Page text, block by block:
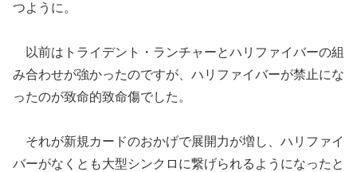
つように。
以前はトライデント・ランチャーとハリファイバーの組
み合わせが強かったのですが、ハリファイバーが禁止にな
ったのが致命的致命傷でした。
それが新規カードのおかげで展開力が増し、ハリファイ
バーがなくとも大型シンクロに繋げられるようになったと